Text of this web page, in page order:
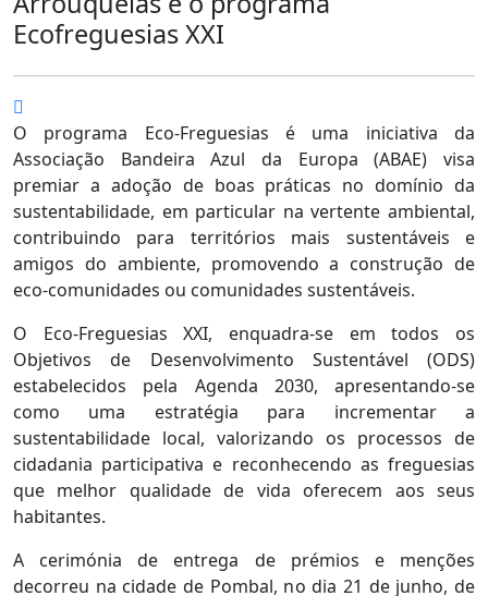
Ecofreguesias XXI
O programa Eco-Freguesias é uma iniciativa da
Associação Bandeira Azul da Europa (ABAE) visa
premiar a adoção de boas práticas no domínio da
sustentabilidade, em particular na vertente ambiental,
contribuindo para territórios mais sustentáveis e
amigos do ambiente, promovendo a construção de
eco-comunidades ou comunidades sustentáveis.
O Eco-Freguesias XXI, enquadra-se em todos os
Objetivos de Desenvolvimento Sustentável (ODS)
estabelecidos pela Agenda 2030, apresentando-se
como uma estratégia para incrementar a
sustentabilidade local, valorizando os processos de
cidadania participativa e reconhecendo as freguesias
que melhor qualidade de vida oferecem aos seus
habitantes.
A cerimónia de entrega de prémios e menções
decorreu na cidade de Pombal, no dia 21 de junho, de